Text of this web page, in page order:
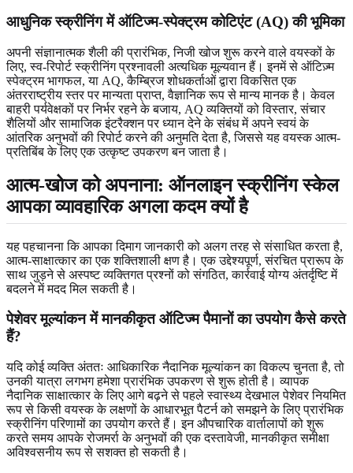
आधुनिक स्क्रीनिंग में ऑटिज्म-स्पेक्ट्रम कोटिएंट (AQ) की भूमिका
अपनी संज्ञानात्मक शैली की प्रारंभिक, निजी खोज शुरू करने वाले वयस्कों के
लिए, स्व-रिपोर्ट स्क्रीनिंग प्रश्नावली अत्यधिक मूल्यवान हैं। इनमें से ऑटिज़्म
स्पेक्ट्रम भागफल, या AQ, कैम्ब्रिज शोधकर्ताओं द्वारा विकसित एक
अंतरराष्ट्रीय स्तर पर मान्यता प्राप्त, वैज्ञानिक रूप से मान्य मानक है। केवल
बाहरी पर्यवेक्षकों पर निर्भर रहने के बजाय, AQ व्यक्तियों को विस्तार, संचार
शैलियों और सामाजिक इंटरैक्शन पर ध्यान देने के संबंध में अपने स्वयं के
आंतरिक अनुभवों की रिपोर्ट करने की अनुमति देता है, जिससे यह वयस्क आत्म-
प्रतिबिंब के लिए एक उत्कृष्ट उपकरण बन जाता है।
आत्म-खोज को अपनाना: ऑनलाइन स्क्रीनिंग स्केल
आपका व्यावहारिक अगला कदम क्यों है
यह पहचानना कि आपका दिमाग जानकारी को अलग तरह से संसाधित करता है,
आत्म-साक्षात्कार का एक शक्तिशाली क्षण है। एक उद्देश्यपूर्ण, संरचित प्रारूप के
साथ जुड़ने से अस्पष्ट व्यक्तिगत प्रश्नों को संगठित, कार्रवाई योग्य अंतर्दृष्टि में
बदलने में मदद मिल सकती है।
पेशेवर मूल्यांकन में मानकीकृत ऑटिज्म पैमानों का उपयोग कैसे करते
हैं?
यदि कोई व्यक्ति अंततः आधिकारिक नैदानिक ​​​​मूल्यांकन का विकल्प चुनता है, तो
उनकी यात्रा लगभग हमेशा प्रारंभिक उपकरण से शुरू होती है। व्यापक
नैदानिक ​​​​साक्षात्कार के लिए आगे बढ़ने से पहले स्वास्थ्य देखभाल पेशेवर नियमित
रूप से किसी वयस्क के लक्षणों के आधारभूत पैटर्न को समझने के लिए प्रारंभिक
स्क्रीनिंग परिणामों का उपयोग करते हैं। इन औपचारिक वार्तालापों को शुरू
करते समय आपके रोजमर्रा के अनुभवों की एक दस्तावेजी, मानकीकृत समीक्षा
अविश्वसनीय रूप से सशक्त हो सकती है।